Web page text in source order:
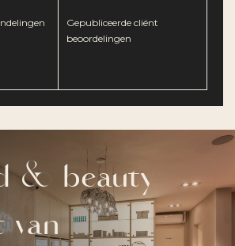
Gepubliceerde cliënt
beoordelingen
& beauty
van